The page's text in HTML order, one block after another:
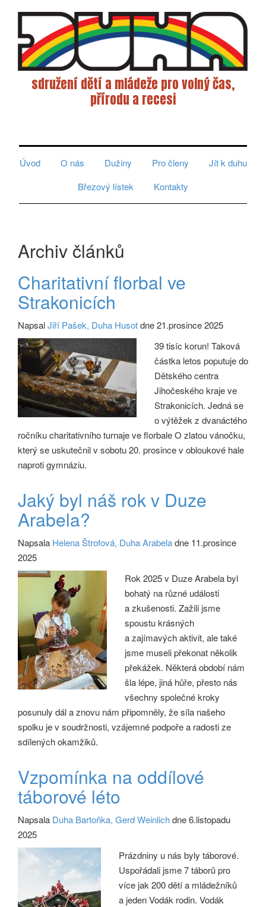
sdružení dětí a mládeže pro volný čas,
přírodu a recesi
Úvod
O nás Dužiny Pro členy
Jít k duhu
Březový lístek
Kontakty
Archiv článků
Charitativní florbal ve
Strakonicích
NapsalJiří Pašek, Duha Husotdne 21.prosince 2025
39 tisíc korun! Taková
částka letos poputuje do
Dětského centra
Jihočeského kraje ve
Strakonicích. Jedná se
o výtěžek z dvanáctého
ročníku charitativního turnaje ve florbale O zlatou vánočku,
který se uskutečnil v sobotu 20. prosince v obloukové hale
naproti gymnáziu.
Jaký byl náš rok v Duze
Arabela?
Napsala Helena Štrofová, Duha Arabeladne 11.prosince
2025
Rok 2025 v Duze Arabela byl
bohatý na různé události
a zkušenosti. Zažili jsme
spoustu krásných
a zajímavých aktivit, ale také
jsme museli překonat několik
překážek. Některá období nám
šla lépe, jiná hůře, přesto nás
všechny společné kroky
posunuly dál a znovu nám připomněly, že síla našeho
spolku je v soudržnosti, vzájemné podpoře a radosti ze
sdílených okamžiků.
Vzpomínka na oddílové
táborové léto
Napsala Duha Bartoňka, Gerd Weinlichdne 6.listopadu
2025
Prázdniny u nás byly táborové.
Uspořádali jsme 7 táborů pro
více jak 200 dětí a mládežníků
a jeden Vodák rodin. Vodák